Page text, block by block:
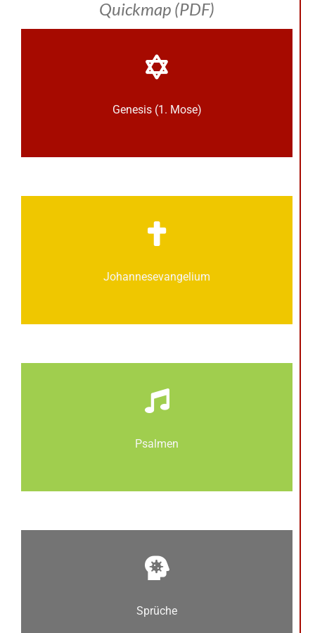
Quickmap (PDF)
Genesis (1. Mose)
Johannes­­evangelium
Psalmen
Sprüche